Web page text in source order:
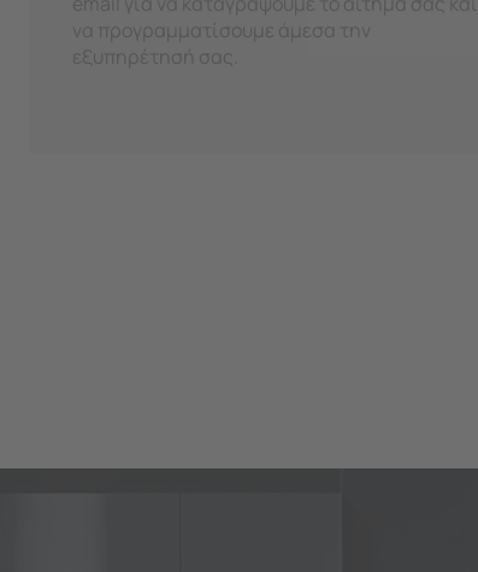
να προγραμματίσουμε άμεσα την
εξυπηρέτησή σας.